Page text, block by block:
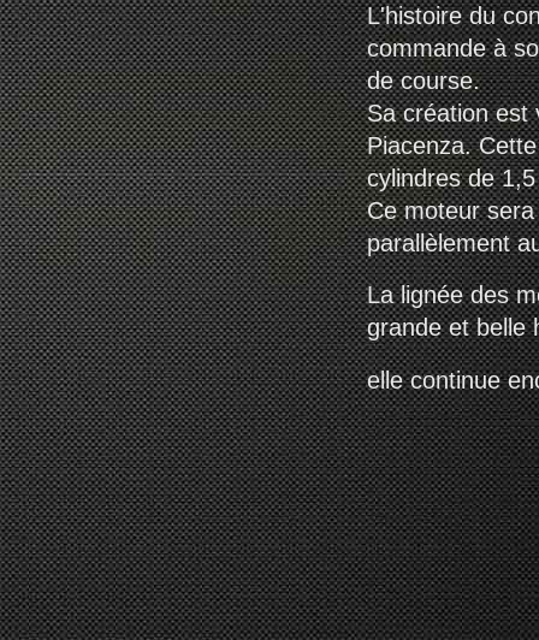
L'histoire du
commande à
de course.
Sa création est
Piacenza.
cylindres de
Ce moteur
parallèlement
La lignée des
grande et belle
elle continue